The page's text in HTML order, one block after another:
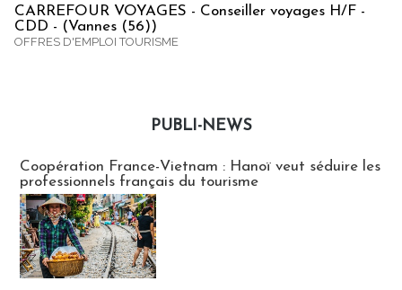
CARREFOUR VOYAGES - Conseiller voyages H/F -
CDD - (Vannes (56))
OFFRES D'EMPLOI TOURISME
PUBLI-NEWS
Coopération France-Vietnam : Hanoï veut séduire les
professionnels français du tourisme